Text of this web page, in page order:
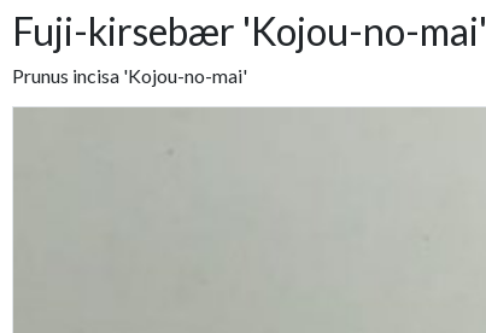
Fuji-kirsebær 'Kojou-no-mai'
Prunus incisa 'Kojou-no-mai'